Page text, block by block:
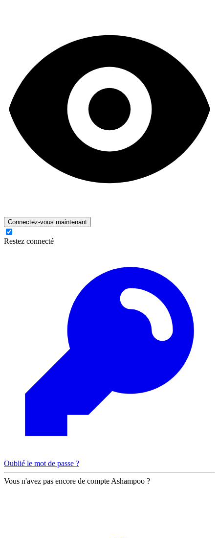
Connectez-vous maintenant
Restez connecté
Oublié le mot de passe ?
Vous n'avez pas encore de compte Ashampoo ?